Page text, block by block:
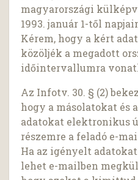
magyarországi
1993. január 1-től
Kérem, hogy a kért
közöljék a megadott
időintervallumra
Az Infotv. 30. § (2)
hogy a másolatokat és
adatokat elektronikus
részemre a feladó e-
Ha az igényelt
lehet e-mailben